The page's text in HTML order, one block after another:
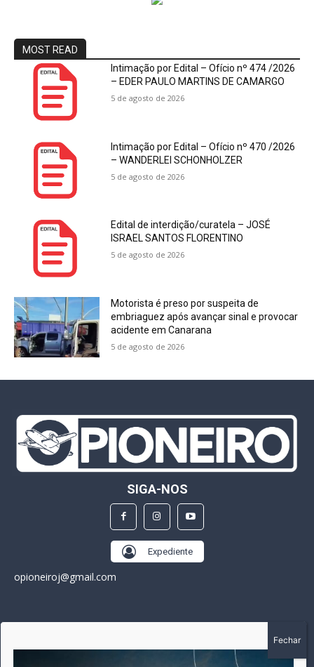
MOST READ
Intimação por Edital – Ofício nº 474 /2026
– EDER PAULO MARTINS DE CAMARGO
5 de agosto de 2026
Intimação por Edital – Ofício nº 470 /2026
– WANDERLEI SCHONHOLZER
5 de agosto de 2026
Edital de interdição/curatela – JOSÉ
ISRAEL SANTOS FLORENTINO
5 de agosto de 2026
Motorista é preso por suspeita de
embriaguez após avançar sinal e provocar
acidente em Canarana
5 de agosto de 2026
SIGA-NOS
Expediente
opioneiroj@gmail.com
A história do Pioneiro inicia em fevereiro de 2005 em